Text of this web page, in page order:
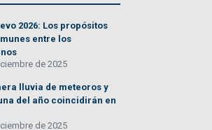
2026: Los propósitos
entre los
de 2025
lluvia de meteoros y
del año coincidirán en
de 2025